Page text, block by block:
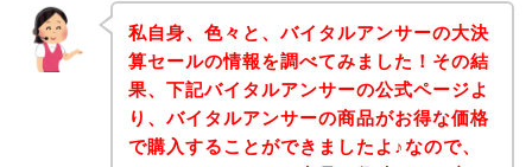
私自身、色々と、バイタルアンサーの大決
算セールの情報を調べてみました！その結
果、下記バイタルアンサーの公式ページよ
り、バイタルアンサーの商品がお得な価格
で購入することができましたよ♪なので、